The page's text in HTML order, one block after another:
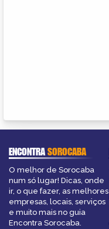
ENCONTRASOROCABA
O melhor de Sorocaba
num só lugar! Dicas, onde
ir, o que fazer, as melhores
empresas, locais, serviços
e muito mais no guia
Encontra Sorocaba.